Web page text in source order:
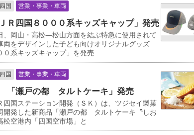
国 営業・事業・車両
Ｒ四国８０００系キッズキャップ」発売
岡山・高松―松山方面を結ぶ特急に使用されて
両をデザインした子ども向けオリジナルグッズ
０系キッズキャップ」を発売
国 営業・事業・車両
「瀬戸の都 タルトケーキ」発売
国ステーション開発（ＳＫ）は、ツジセイ製菓
開発した新商品「瀬戸の都 タルトケーキ〝しお
松空港内「四国空市場」と